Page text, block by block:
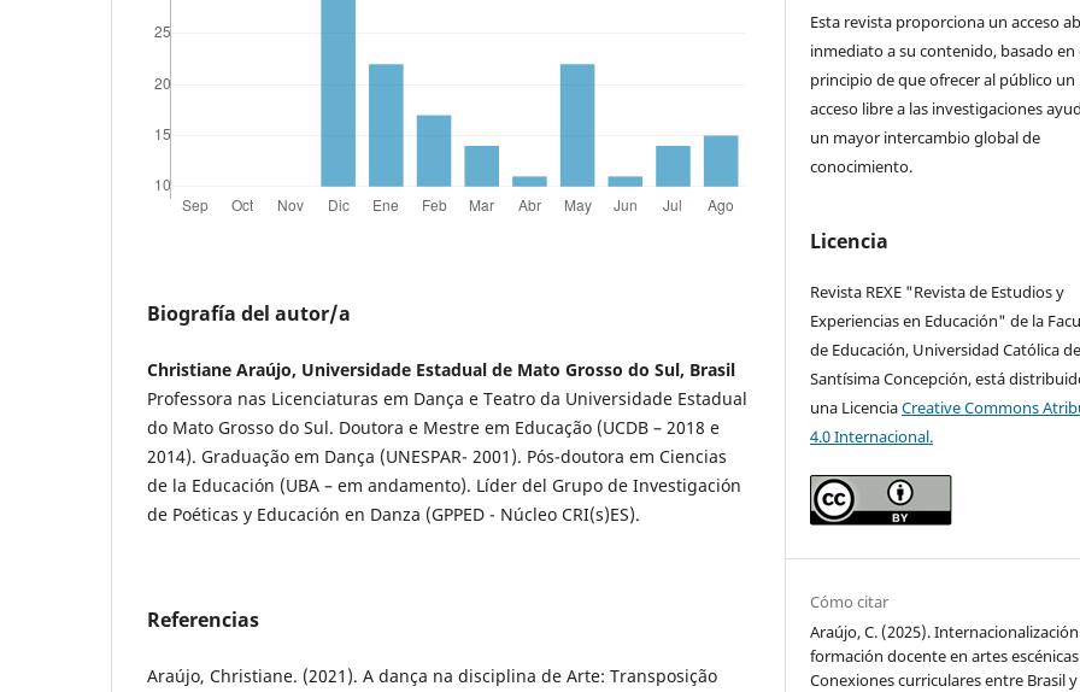
Biografía del autor/a
Christiane Araújo, Universidade Estadual de Mato Grosso do Sul, Brasil
Professora nas Licenciaturas em Dança e Teatro da Universidade Estadual
do Mato Grosso do Sul. Doutora e Mestre em Educação (UCDB – 2018 e
2014). Graduação em Dança (UNESPAR- 2001). Pós-doutora em Ciencias
de la Educación (UBA – em andamento). Líder del Grupo de Investigación
de Poéticas y Educación en Danza (GPPED - Núcleo CRI(s)ES).
Referencias
Araújo, Christiane. (2021). A dança na disciplina de Arte: Transposição
Esta revista proporciona un acceso
inmediato a su contenido, basado en
principio de que ofrecer al público un
acceso libre a las investigaciones
un mayor intercambio global de
conocimiento.
Licencia
Revista REXE "Revista de Estudios y
Experiencias en Educación" de la
de Educación, Universidad Católica
Santísima Concepción, está
una LicenciaCreative Commons
4.0 Internacional.
Cómo citar
Araújo, C. (2025).
formación docente en artes
Conexiones curriculares entre Brasil y